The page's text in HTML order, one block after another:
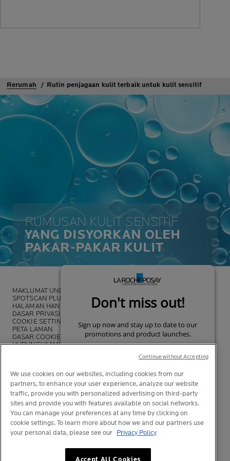
Rerumah Rutin penjagaan kulit terbaik untuk kulit sensitif
RUMUSAN KULIT SENSITIF
YANG DISYORKAN OLEH
PAKAR-PAKAR KULIT
MAKLUMAT UNDANG-UNDANG
SPOTSCAN PLUS
HALAMAN HANTARAN
DASAR PRIVASI
COOKIE SETTINGS
PETA LAMAN
DASAR COOKIE
HUBUNGI KAMI
© La Roche-Posay
We use cookies on our websites, including cookies from our
partners, to enhance your user experience, analyze our website
traffic, provide you with personalized advertising on third-party
sites and provide you with features available on social networks.
You can manage your preferences at any time by clicking on
cookie settings. To learn more about how we and our partners use
your personal data, please see our Privacy Policy
Continue without Accepting